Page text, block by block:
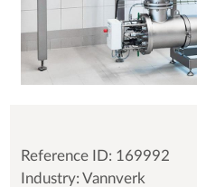
Reference ID: 169992
Industry: Vannverk